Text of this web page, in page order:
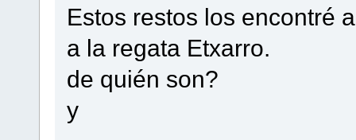
Estos restos los encontré
a la regata Etxarro.
de quién son?
y